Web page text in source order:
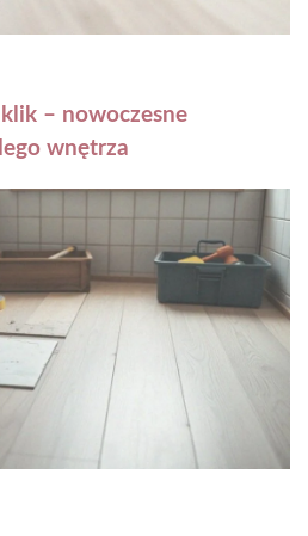
– nowoczesne
wnętrza